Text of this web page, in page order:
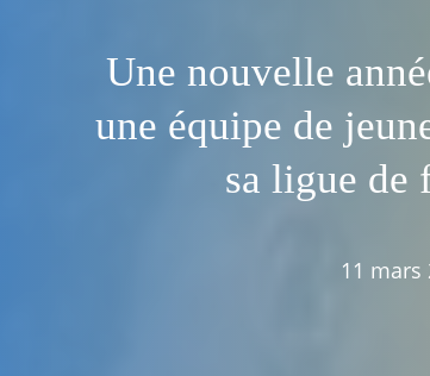
Une nouvelle
une équipe de
sa ligue de
11 mars